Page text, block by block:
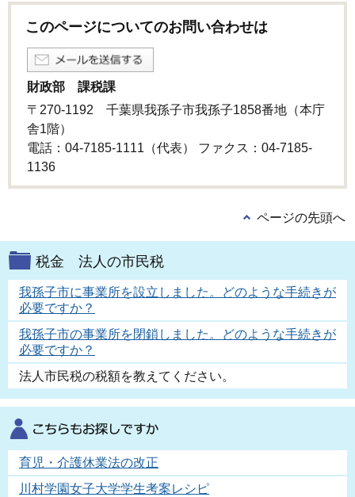
このページについてのお問い合わせは
財政部 課税課
〒270-1192 千葉県我孫子市我孫子1858番地（本庁
舎1階）
電話：04-7185-1111（代表） ファクス：04-7185-
1136
ページの先頭へ
税金 法人の市民税
我孫子市に事業所を設立しました。どのような手続きが
必要ですか？
我孫子市の事業所を閉鎖しました。どのような手続きが
必要ですか？
法人市民税の税額を教えてください。
育児・介護休業法の改正
川村学園女子大学学生考案レシピ